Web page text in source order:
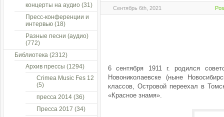
Сентябрь 6th, 2021
6 сентября 1911 г. родился
Новониколаевске (ныне
классов, Островой переехал в
«Красное знамя».
концерты на аудио (31)
Пресс-конференции и
интервью (18)
Разные песни (аудио)
(772)
Библиотека (2312)
Архив прессы (1294)
Crimea Music Fes 12
(5)
пресса 2014 (36)
Пресса 2017 (34)